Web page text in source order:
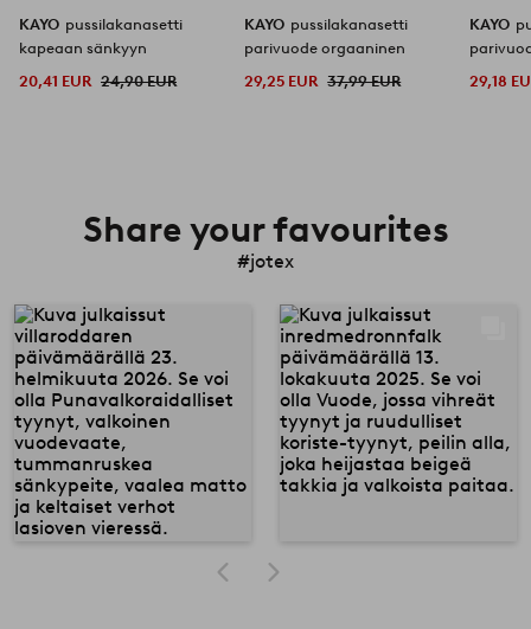
KAYO pussilakanasetti
kapeaan sänkyyn
20,41 EUR 24,90 EUR
KAYO pussilakanasetti
parivuode orgaaninen
29,25 EUR 37,99 EUR
KAYO
29,18
Share your favourites
#jotex